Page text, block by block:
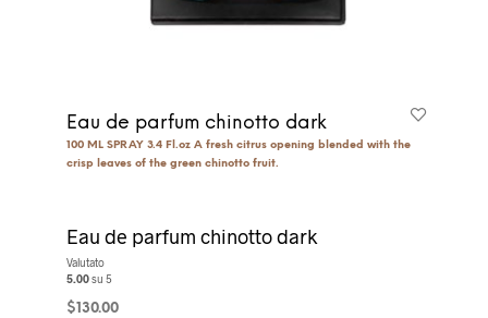
Eau de parfum chinotto dark
100 ML SPRAY 3.4 Fl.oz A fresh citrus opening blended with the
crisp leaves of the green chinotto fruit.
Eau de parfum chinotto dark
Valutato
5.00su 5
$ 130.00